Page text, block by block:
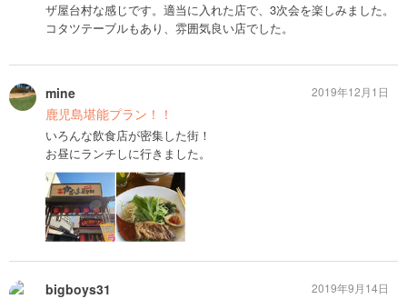
ザ屋台村な感じです。適当に入れた店で、3次会を楽しみました。
コタツテーブルもあり、雰囲気良い店でした。
mine
鹿児島堪能プラン！！
いろんな飲食店が密集した街！
お昼にランチしに行きました。
2019年12月1日
bigboys31
2019年9月14日